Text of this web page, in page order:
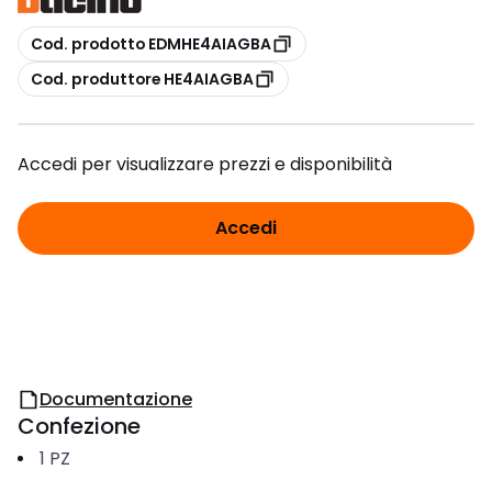
copia
Cod. prodotto EDMHE4AIAGBA
copia
Cod. produttore HE4AIAGBA
Accedi per visualizzare prezzi e disponibilità
Accedi
Documentazione
Confezione
1 PZ